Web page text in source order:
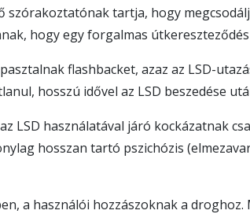
szórakoztatónak tartja, hogy
hogy egy forgalmas
flashbacket, azaz az LSD-
hosszú idővel az LSD beszedése
LSD használatával járó kockázatnak
hosszan tartó pszichózis
a használói hozzászoknak a droghoz.